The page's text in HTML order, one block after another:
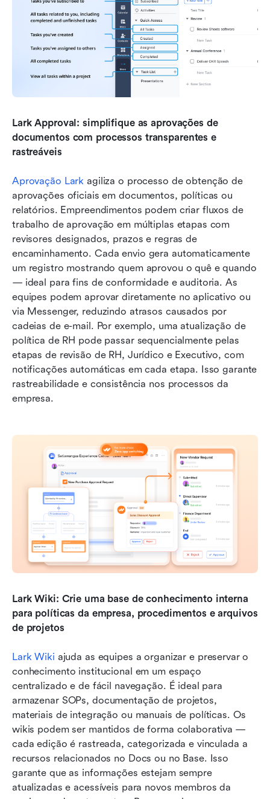
Lark Approval: simplifique as aprovações de
documentos com processos transparentes e
rastreáveis
Aprovação Lark agiliza o processo de obtenção de
aprovações oficiais em documentos, políticas ou
relatórios. Empreendimentos podem criar fluxos de
trabalho de aprovação em múltiplas etapas com
revisores designados, prazos e regras de
encaminhamento. Cada envio gera automaticamente
um registro mostrando quem aprovou o quê e quando
— ideal para fins de conformidade e auditoria. As
equipes podem aprovar diretamente no aplicativo ou
via Messenger, reduzindo atrasos causados por
cadeias de e-mail. Por exemplo, uma atualização de
política de RH pode passar sequencialmente pelas
etapas de revisão de RH, Jurídico e Executivo, com
notificações automáticas em cada etapa. Isso garante
rastreabilidade e consistência nos processos da
empresa.
Lark Wiki: Crie uma base de conhecimento interna
para políticas da empresa, procedimentos e arquivos
de projetos
Lark Wiki ajuda as equipes a organizar e preservar o
conhecimento institucional em um espaço
centralizado e de fácil navegação. É ideal para
armazenar SOPs, documentação de projetos,
materiais de integração ou manuais de políticas. Os
wikis podem ser mantidos de forma colaborativa —
cada edição é rastreada, categorizada e vinculada a
recursos relacionados no Docs ou no Base. Isso
garante que as informações estejam sempre
atualizadas e acessíveis para novos membros da